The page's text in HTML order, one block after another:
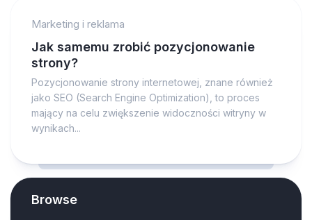
Marketing i reklama
Jak samemu zrobić pozycjonowanie
strony?
Pozycjonowanie strony internetowej, znane również
jako SEO (Search Engine Optimization), to proces
mający na celu zwiększenie widoczności witryny w
wynikach...
Browse